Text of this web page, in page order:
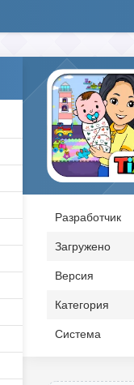
Разработчик
Загружено
Версия
Категория
Система